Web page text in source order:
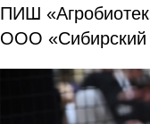
ПИШ
ООО «Сибирский